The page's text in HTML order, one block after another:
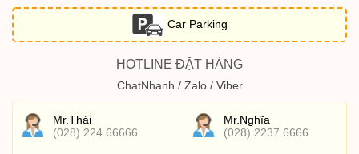
Car Parking
HOTLINE ĐẶT HÀNG
ChatNhanh / Zalo / Viber
Mr.Thái
(028) 224 66666
Mr.Nghĩa
(028) 2237 6666